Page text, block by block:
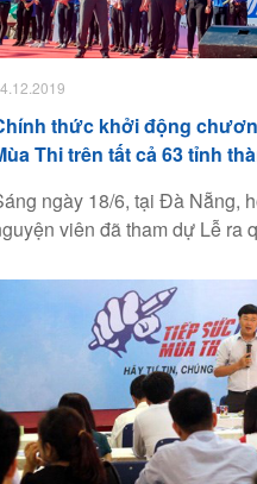
thức khởi động
Thi trên tất cả 63 tỉnh
ngày 18/6, tại Đà Nẵng,
viên đã tham dự Lễ ra
15 Tiếp Sức Mùa Thi được
thay đổi mới. Tập đoàn Thiên
cùng chương trình ý